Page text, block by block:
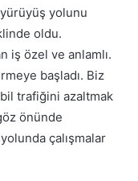
yürüyüş yolunu
oldu.
iş özel ve anlamlı.
başladı. Biz
trafiğini azaltmak
önünde
çalışmalar